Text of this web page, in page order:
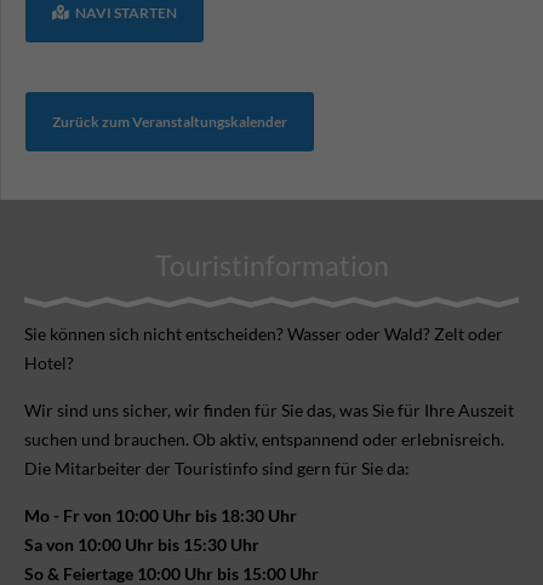
NAVI STARTEN
Zurück zum Veranstaltungskalender
Touristinformation
Sie können sich nicht ent­scheiden? Wasser oder Wald? Zelt oder
Hotel?
Wir sind uns sicher, wir finden für Sie das, was Sie für Ihre Aus­zeit
suchen und brauchen. Ob aktiv, ent­spannend oder erlebnis­reich.
Die Mitarbeiter der Touristinfo sind gern für Sie da:
Mo - Fr von 10:00 Uhr bis 18:30 Uhr
Sa von 10:00 Uhr bis 15:30 Uhr
So & Feiertage 10:00 Uhr bis 15:00 Uhr